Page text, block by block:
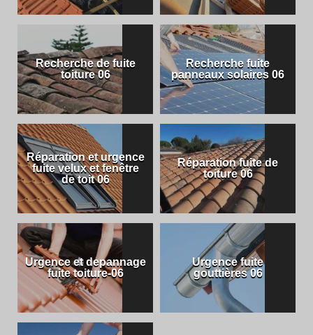
Recherche de fuite
toiture 06
Recherche fuite
panneaux solaires 06
Réparation et urgence
fuite velux et fenêtre
de toit 06
Réparation fuite de
toiture 06
Urgence et depannage
fuite toiture-06
Urgence fuite
gouttières 06